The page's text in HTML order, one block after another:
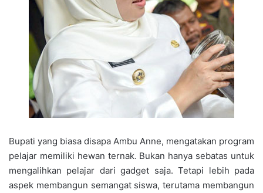
Bupati yang biasa disapa Ambu Anne, mengatakan program
pelajar memiliki hewan ternak. Bukan hanya sebatas untuk
mengalihkan pelajar dari gadget saja. Tetapi lebih pada
aspek membangun semangat siswa, terutama membangun